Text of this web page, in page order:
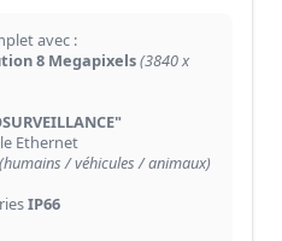
avec :
8 Megapixels(3840 x
Ethernet
(humains / véhicules / animaux)
IP66